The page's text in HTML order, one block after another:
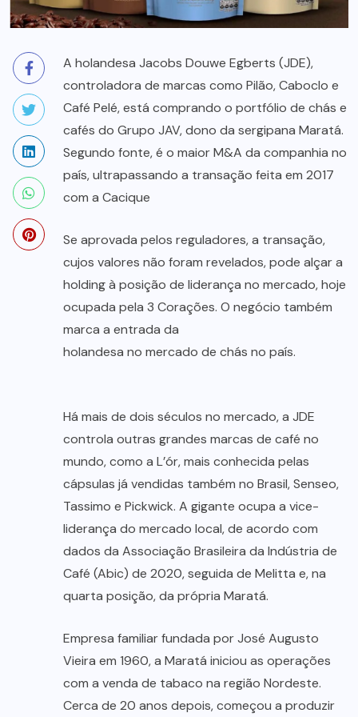
A holandesa Jacobs Douwe Egberts (JDE),
controladora de marcas como Pilão, Caboclo e
Café Pelé, está comprando o portfólio de chás e
cafés do Grupo JAV, dono da sergipana Maratá.
Segundo fonte, é o maior M&A da companhia no
país, ultrapassando a transação feita em 2017
com a Cacique
Se aprovada pelos reguladores, a transação,
cujos valores não foram revelados, pode alçar a
holding à posição de liderança no mercado, hoje
ocupada pela 3 Corações. O negócio também
marca a entrada da
holandesa no mercado de chás no país.
Há mais de dois séculos no mercado, a JDE
controla outras grandes marcas de café no
mundo, como a L’ór, mais conhecida pelas
cápsulas já vendidas também no Brasil, Senseo,
Tassimo e Pickwick. A gigante ocupa a vice-
liderança do mercado local, de acordo com
dados da Associação Brasileira da Indústria de
Café (Abic) de 2020, seguida de Melitta e, na
quarta posição, da própria Maratá.
Empresa familiar fundada por José Augusto
Vieira em 1960, a Maratá iniciou as operações
com a venda de tabaco na região Nordeste.
Cerca de 20 anos depois, começou a produzir